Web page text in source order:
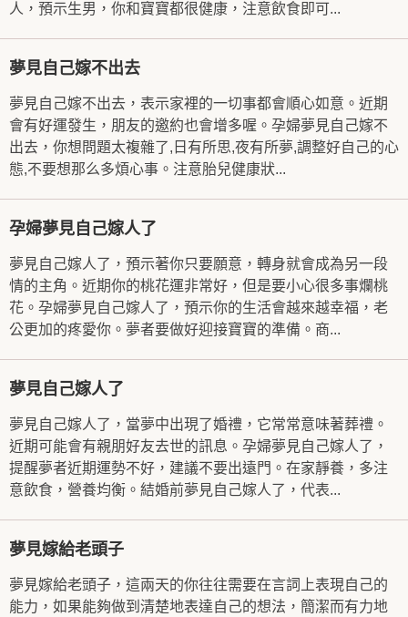
人，預示生男，你和寶寶都很健康，注意飲食即可...
夢見自己嫁不出去
夢見自己嫁不出去，表示家裡的一切事都會順心如意。近期
會有好運發生，朋友的邀約也會增多喔。孕婦夢見自己嫁不
出去，你想問題太複雜了,日有所思,夜有所夢,調整好自己的心
態,不要想那么多煩心事。注意胎兒健康狀...
孕婦夢見自己嫁人了
夢見自己嫁人了，預示著你只要願意，轉身就會成為另一段
情的主角。近期你的桃花運非常好，但是要小心很多事爛桃
花。孕婦夢見自己嫁人了，預示你的生活會越來越幸福，老
公更加的疼愛你。夢者要做好迎接寶寶的準備。商...
夢見自己嫁人了
夢見自己嫁人了，當夢中出現了婚禮，它常常意味著葬禮。
近期可能會有親朋好友去世的訊息。孕婦夢見自己嫁人了，
提醒夢者近期運勢不好，建議不要出遠門。在家靜養，多注
意飲食，營養均衡。結婚前夢見自己嫁人了，代表...
夢見嫁給老頭子
夢見嫁給老頭子，這兩天的你往往需要在言詞上表現自己的
能力，如果能夠做到清楚地表達自己的想法，簡潔而有力地